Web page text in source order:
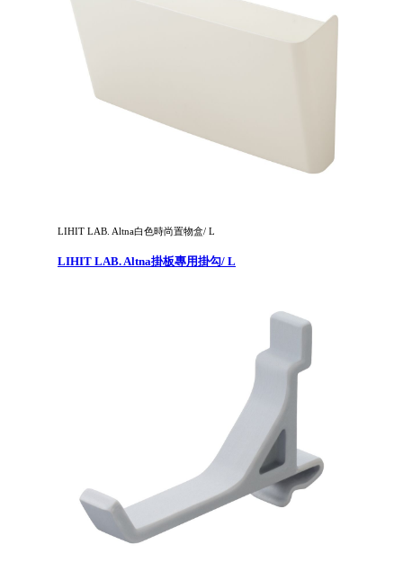
LIHIT LAB. Altna白色時尚置物盒/ L
LIHIT LAB. Altna掛板專用掛勾/ L